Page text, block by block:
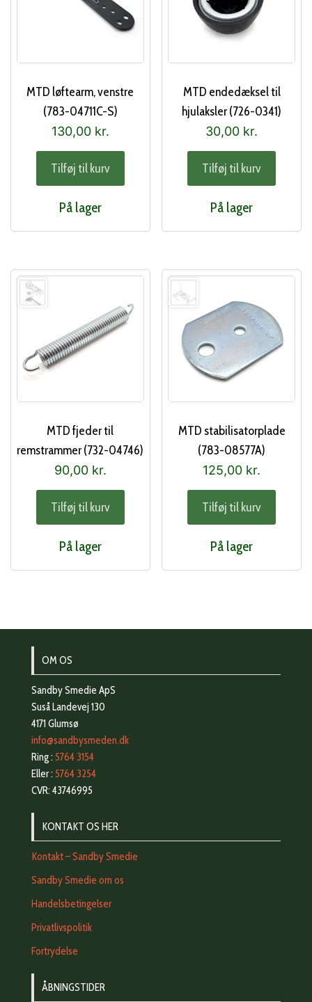
MTD løftearm, venstre
(783-04711C-S)
130,00 kr.
Tilføj til kurv
På lager
MTD endedæksel til
hjulaksler (726-0341)
30,00 kr.
Tilføj til kurv
På lager
MTD fjeder til
remstrammer (732-04746)
90,00 kr.
Tilføj til kurv
På lager
MTD stabilisatorplade
(783-08577A)
125,00 kr.
Tilføj til kurv
På lager
OM OS
Sandby Smedie ApS
Suså Landevej 130
4171 Glumsø
info@sandbysmeden.dk
Ring : 5764 3154
Eller : 5764 3254
CVR: 43746995
KONTAKT OS HER
Kontakt – Sandby Smedie
Sandby Smedie om os
Handelsbetingelser
Privatlivspolitik
Fortrydelse
ÅBNINGSTIDER